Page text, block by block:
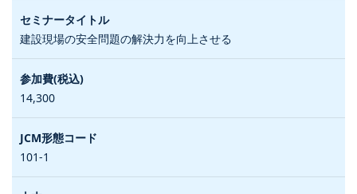
建設現場の安全問題の解決力を向上させる
14,300
101-1